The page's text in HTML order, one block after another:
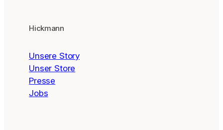
Hickmann
Unsere Story
Unser Store
Presse
Jobs